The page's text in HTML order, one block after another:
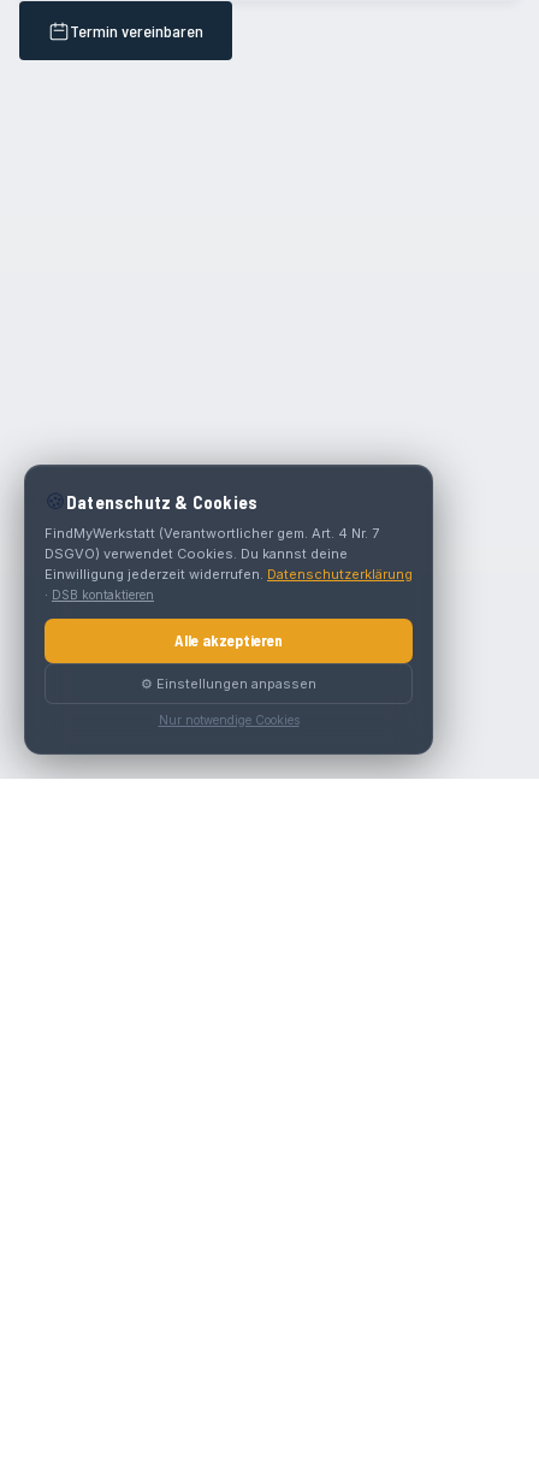
Termin vereinbaren
🍪 Datenschutz & Cookies
FindMyWerkstatt (Verantwortlicher gem. Art. 4 Nr. 7
DSGVO) verwendet Cookies. Du kannst deine
Einwilligung jederzeit widerrufen. Datenschutzerklärung
· DSB kontaktieren
Alle akzeptieren
⚙️ Einstellungen anpassen
Nur notwendige Cookies